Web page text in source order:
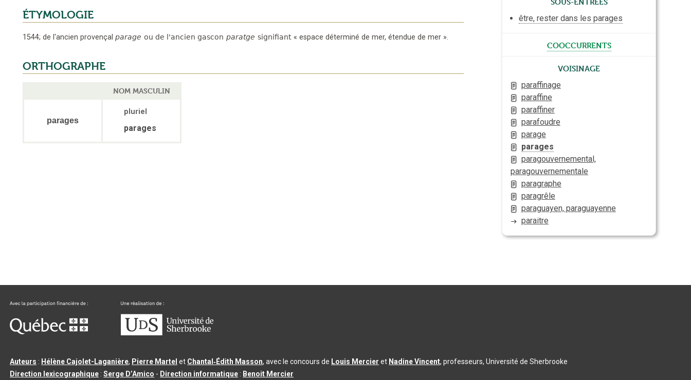
ÉTYMOLOGIE
1544; de l'ancien provençal parage ou de l'ancien gascon paratge signifiant « espace déterminé de mer, étendue de mer ».
ORTHOGRAPHE
NOM MASCULIN
parages
pluriel
parages
être, rester dans les parages
cooccurrents
Voisinage
paraffinage
paraffine
paraffiner
parafoudre
parage
parages
paragouvernemental,
paragouvernementale
paragraphe
paragrêle
paraguayen, paraguayenne
paraitre
Auteurs : Hélène Cajolet-Laganière, Pierre Martel et Chantal‑Édith Masson, avec le concours de Louis Mercier et Nadine Vincent, professeurs, Université de Sherbrooke
Direction lexicographique :Serge D’Amico - Direction informatique : Benoit Mercier